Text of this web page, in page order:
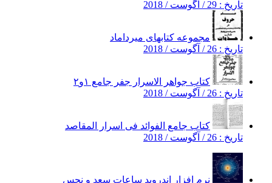
تاریخ : 29 / آگوست / 2018
مجموعه کتابهای میرداماد
تاریخ : 26 / آگوست / 2018
کتاب جواهر الاسرار جفر جامع ۱و۲
تاریخ : 26 / آگوست / 2018
کتاب جامع الفوائد فی اسرار المقاصد
تاریخ : 26 / آگوست / 2018
نرم افزار اندروید ساعات سعد و نحس